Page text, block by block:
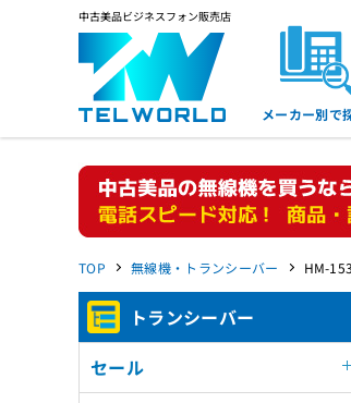
中古美品ビジネスフォン販売店
メーカー別で
TOP 無線機・トランシーバー HM-
トランシーバー
セール